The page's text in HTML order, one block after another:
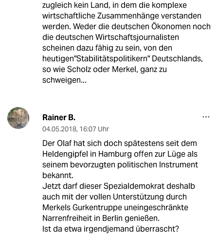
zugleich kein Land, in dem die komplexe
wirtschaftliche Zusammenhänge verstanden
werden. Weder die deutschen Ökonomen noch
die deutschen Wirtschaftsjournalisten
scheinen dazu fähig zu sein, von den
heutigen"Stabilitätspolitikern" Deutschlands,
so wie Scholz oder Merkel, ganz zu
schweigen...
Rainer B.
04.05.2018, 16:07 Uhr
Der Olaf hat sich doch spätestens seit dem
Heldengipfel in Hamburg offen zur Lüge als
seinem bevorzugten politischen Instrument
bekannt.
Jetzt darf dieser Spezialdemokrat deshalb
auch mit der vollen Unterstützung durch
Merkels Gurkentruppe uneingeschränkte
Narrenfreiheit in Berlin genießen.
Ist da etwa irgendjemand überrascht?